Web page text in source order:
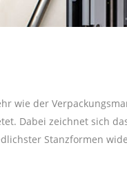
wie der
Dabei zeichnet sich
Stanzformen